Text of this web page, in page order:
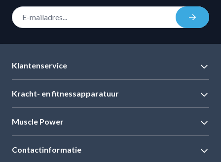
Klantenservice
Kracht- en fitnessapparatuur
Muscle Power
Contactinformatie